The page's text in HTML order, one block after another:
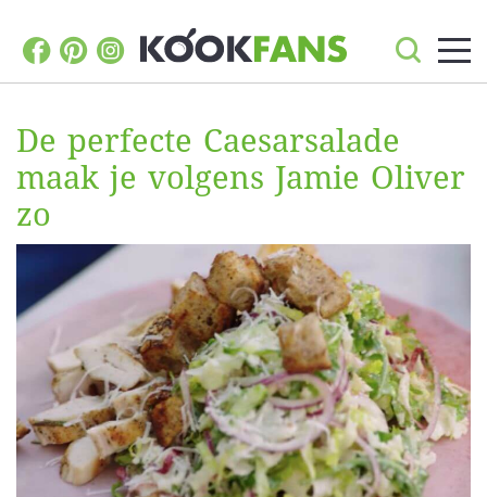
De perfecte Caesarsalade
maak je volgens Jamie Oliver
zo